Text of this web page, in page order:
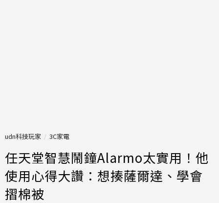
udn科技玩家 3C家電
任天堂智慧鬧鐘Alarmo太實用！他
使用心得大讚：想揍薩爾達、學會
摺棉被